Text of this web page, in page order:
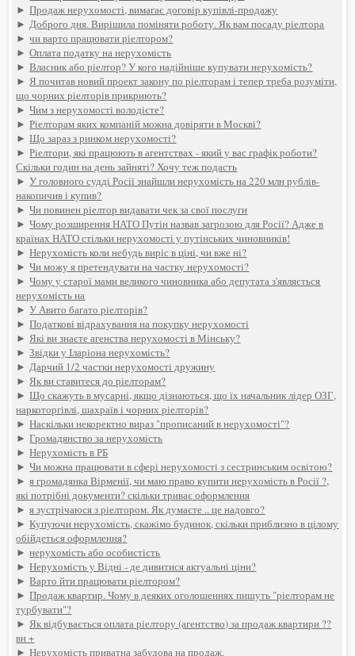
►Продаж нерухомості, вимагає договір купівлі-продажу
►Доброго дня. Вирішила поміняти роботу. Як вам посаду ріелтора
►чи варто працювати ріелтором?
►Оплата податку на нерухомість
►Власник або ріелтор? У кого надійніше купувати нерухомість?
►Я почитав новий проект закону по ріелторам і тепер треба розуміти,
що чорних ріелторів прикриють?
►Чим з нерухомості володієте?
►Ріелторам яких компаній можна довіряти в Москві?
►Що зараз з ринком нерухомості?
►Ріелтори, які працюють в агентствах - який у вас графік роботи?
Скільки годин на день зайняті? Хочу теж подасть
►У головного судді Росії знайшли нерухомість на 220 млн рублів-
накопичив і купив?
►Чи повинен ріелтор видавати чек за свої послуги
►Чому розширення НАТО Путін назвав загрозою для Росії? Адже в
країнах НАТО стільки нерухомості у путінських чиновників!
►Нерухомість коли небудь виріс в ціні, чи вже ні?
►Чи можу я претендувати на частку нерухомості?
►Чому у старої мами великого чиновника або депутата з'являється
нерухомість на
►У Авито багато ріелторів?
►Податкові відрахування на покупку нерухомості
►Які ви знаєте агенства нерухомості в Мінську?
►Звідки у Іларіона нерухомість?
►Дарчий 1/2 частки нерухомості дружину
►Як ви ставитеся до ріелторам?
►Що скажуть в мусарні, якщо дізнаються, що їх начальник лідер ОЗГ,
наркоторгівлі, шахраїв і чорних ріелторів?
►Наскільки некоректно вираз "прописаний в нерухомості"?
►Громадянство за нерухомість
►Нерухомість в РБ
►Чи можна працювати в сфері нерухомості з сестринським освітою?
►я громадянка Вірменії, чи маю право купити нерухомість в Росії ?,
які потрібні документи? скільки триває оформлення
►я зустрічаюся з ріелтором. Як думаєте .. це надовго?
►Купуючи нерухомість, скажімо будинок, скільки приблизно в цілому
обійдеться оформлення?
►нерухомість або особистість
►Нерухомість у Відні - де дивитися актуальні ціни?
►Варто йти працювати ріелтором?
►Продаж квартир. Чому в деяких оголошеннях пишуть "ріелторам не
турбувати"?
►Як відбувається оплата ріелтору (агентство) за продаж квартири ??
вн +
►Нерухомість приватна забудова на продаж.